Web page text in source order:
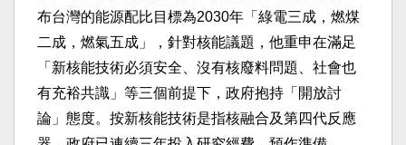
布台灣的能源配比目標為2030年「綠電三成，燃煤
二成，燃氣五成」，針對核能議題，他重申在滿足
「新核能技術必須安全、沒有核廢料問題、社會也
有充裕共識」等三個前提下，政府抱持「開放討
論」態度。按新核能技術是指核融合及第四代反應